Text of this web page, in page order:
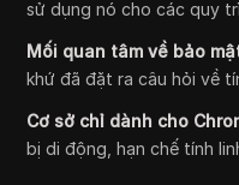
sử dụng nó cho các quy
Mối quan tâm về bảo
khứ đã đặt ra câu hỏi về
Cơ sở chỉ dành cho
bị di động, hạn chế tính